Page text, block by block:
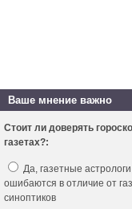
Ваше мнение важно
Стоит ли доверять
газетах?:
Да, газетные
ошибаются в отличие от
синоптиков